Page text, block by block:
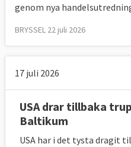
genom nya
BRYSSEL 22 juli 2026
17 juli 2026
USA drar tillbaka
Baltikum
USA har i det tysta dragit